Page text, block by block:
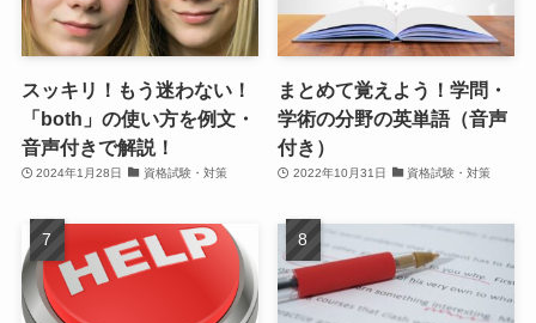
スッキリ！もう迷わない！
「both」の使い方を例文・
音声付きで解説！
2024年1月28日 資格試験・対策
まとめて覚えよう！学問・
学術の分野の英単語（音声
付き）
2022年10月31日 資格試験・対策